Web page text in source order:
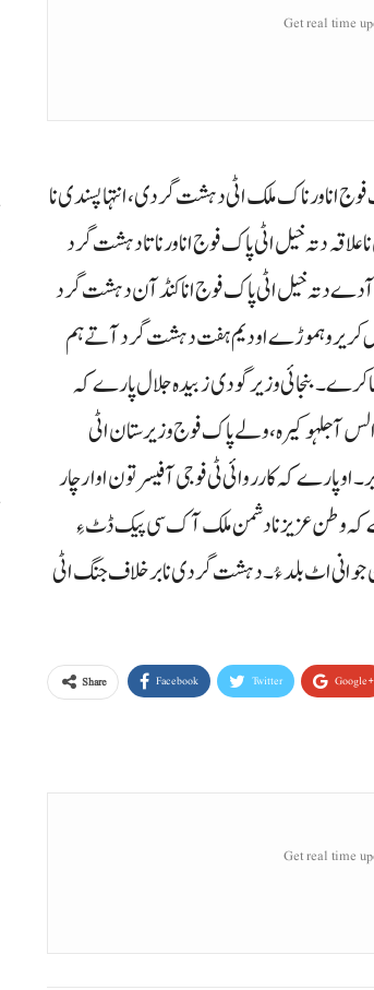
Get real time
انا ورناک ملک اٹی دہشت گردی ، انتہاپسندی نا
دتہ خیل اٹی پاک فوج انا ورناتا دہشت گرد
آدے دتہ خیل اٹی پاک فوج انا کنڈآن دہشت گرد
نوش کریر وہموڑے اودیم ہفت دہشت گرد آتے ہم
بنجائی وزیر گودی زبیدہ جلال پارے کہ
آ جلہو کیرہ، ولے پاک فوج وزیرستان اٹی
کہ کارروائی ٹی فوجی آفیسر تون اوار چار
کہ وطن عزیز نا دشمن ملک آک سی پیک ڈٹ ءِ
اٹ بلد ءُ۔ دہشت گردی نا برخلاف جنگ اٹی
Share Facebook Twitter Google+
Get real time